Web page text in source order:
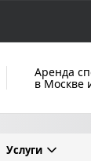
Аренда
в Москве
Услуги